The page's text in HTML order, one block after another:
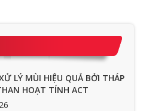
LÝ MÙI HIỆU QUẢ BỞI THÁP
HOẠT TÍNH ACT